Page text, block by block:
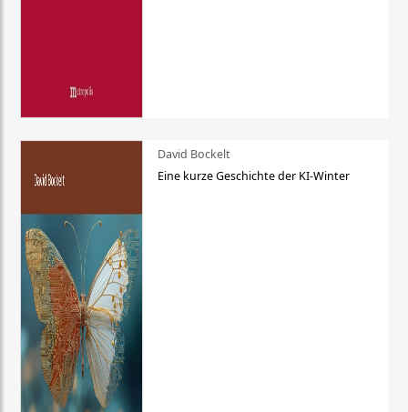
David Bockelt
Eine kurze Geschichte der KI-Winter